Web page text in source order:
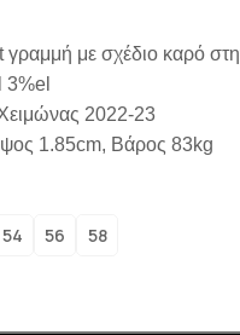
με σχέδιο καρό
2022-23
1.85cm, Βάρος 83kg
54 56 58